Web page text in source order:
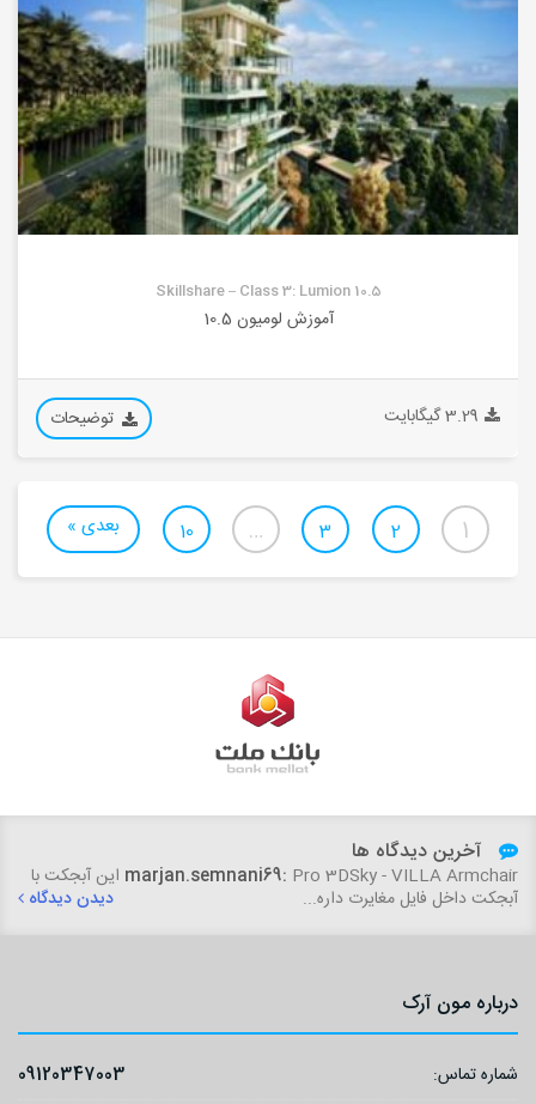
Skillshare – Class 3: Lumion 10.5
آموزش لومیون 10.5
3.29 گیگابایت توضیحات
1
2
3
…
10 بعدی »
آخرین دیدگاه ها
marjan.semnani69: Pro 3DSky - VILLA Armchair این آبجکت با
آبجکت داخل فایل مغایرت داره... دیدن دیدگاه
درباره مون آرک
شماره تماس:
09120347003